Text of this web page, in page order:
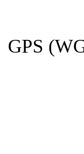
GPS